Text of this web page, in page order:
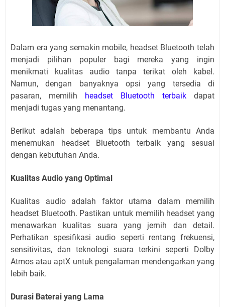
Dalam era yang semakin mobile, headset Bluetooth telah
menjadi pilihan populer bagi mereka yang ingin
menikmati kualitas audio tanpa terikat oleh kabel.
Namun, dengan banyaknya opsi yang tersedia di
pasaran, memilih headset Bluetooth terbaik dapat
menjadi tugas yang menantang.
Berikut adalah beberapa tips untuk membantu Anda
menemukan headset Bluetooth terbaik yang sesuai
dengan kebutuhan Anda.
Kualitas Audio yang Optimal
Kualitas audio adalah faktor utama dalam memilih
headset Bluetooth. Pastikan untuk memilih headset yang
menawarkan kualitas suara yang jernih dan detail.
Perhatikan spesifikasi audio seperti rentang frekuensi,
sensitivitas, dan teknologi suara terkini seperti Dolby
Atmos atau aptX untuk pengalaman mendengarkan yang
lebih baik.
Durasi Baterai yang Lama